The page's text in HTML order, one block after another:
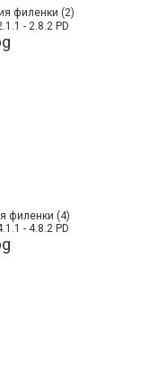
филенки (2)
- 2.8.2 PD
филенки (4)
- 4.8.2 PD